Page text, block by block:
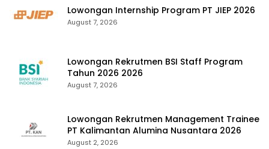
Lowongan Internship Program PT JIEP 2026
August 7, 2026
Lowongan Rekrutmen BSI Staff Program
Tahun 2026 2026
August 7, 2026
Lowongan Rekrutmen Management Trainee
PT Kalimantan Alumina Nusantara 2026
August 2, 2026